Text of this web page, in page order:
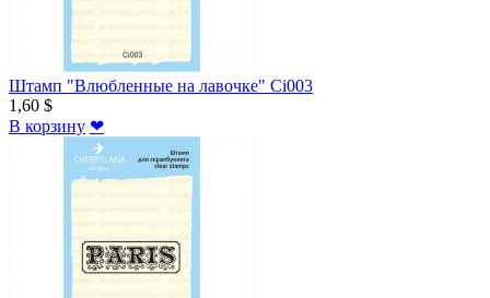
Штамп "Влюбленные на лавочке" Ci003
1,60 $
В корзину ❤